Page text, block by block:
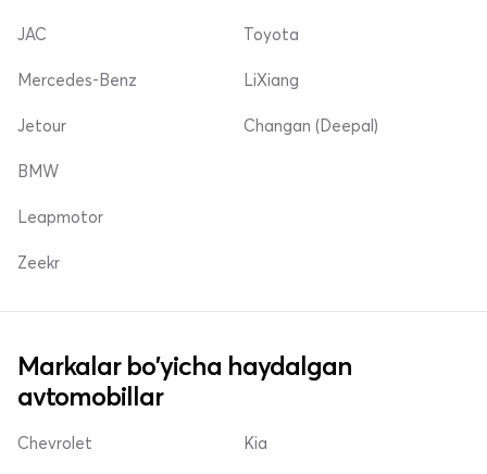
JAC
Mercedes-Benz
Jetour
Toyota
LiXiang
Changan (Deepal)
BMW
Leapmotor
Zeekr
Markalar bo'yicha haydalgan
avtomobillar
Chevrolet Kia